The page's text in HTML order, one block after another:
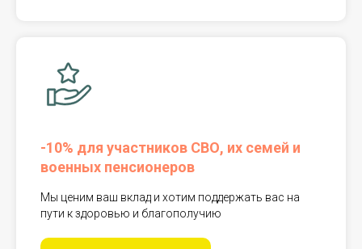
-10% для участников СВО, их семей и
военных пенсионеров
Мы ценим ваш вклад и хотим поддержать вас на
пути к здоровью и благополучию